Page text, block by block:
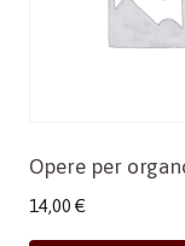
Opere per
14,00 €